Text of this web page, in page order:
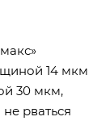
14 мкм
30 мкм,
рваться